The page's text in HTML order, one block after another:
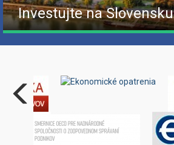
Investujte na Slovensku